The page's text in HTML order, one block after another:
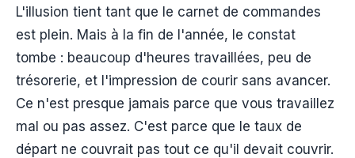
L'illusion tient tant que le carnet de commandes
est plein. Mais à la fin de l'année, le constat
tombe : beaucoup d'heures travaillées, peu de
trésorerie, et l'impression de courir sans avancer.
Ce n'est presque jamais parce que vous travaillez
mal ou pas assez. C'est parce que le taux de
départ ne couvrait pas tout ce qu'il devait couvrir.